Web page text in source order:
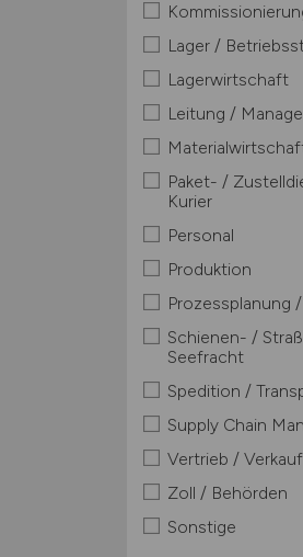
Lager /
Lagerwirtschaft
Leitung /
Paket- /
Kurier
Personal
Produktion
Prozessplanung
Schienen- /
Seefracht
Spedition /
Supply Chain
Vertrieb /
Zoll / Behörden
Sonstige